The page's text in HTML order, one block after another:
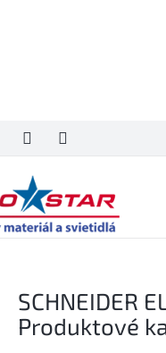
SCHNEIDER
Produktové